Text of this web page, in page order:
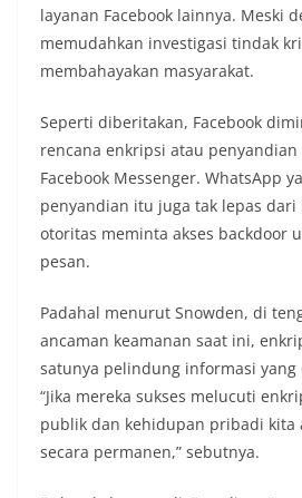
layanan Facebook lainnya. Meski
memudahkan investigasi tindak
membahayakan masyarakat.
Seperti diberitakan, Facebook
rencana enkripsi atau
Facebook Messenger. WhatsApp
penyandian itu juga tak lepas
otoritas meminta akses backdoor
pesan.
Padahal menurut Snowden, di
ancaman keamanan saat ini,
satunya pelindung informasi
“Jika mereka sukses melucuti
publik dan kehidupan pribadi kita
secara permanen,” sebutnya.